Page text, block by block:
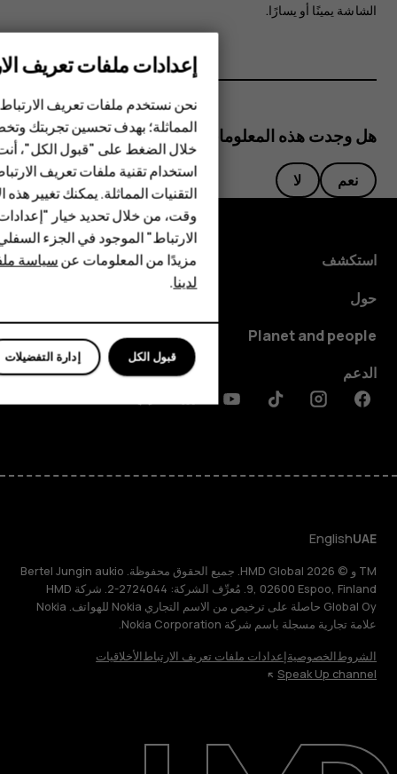
الهواتف الذكية
الهواتف المميزة
الأكسسوارات
HMD Terra M
HMD Watch
للأعمال
الشاشة يمينًا أو يسارًا.
هل وجدت هذه المعلومات مفيدة؟
نعم لا
استكشف
حول
Planet and people
الدعم
Facebook
Instagram
Tiktok
Youtube
Linkedin
Discord
UAE
English
TM و © 2026 HMD Global. جميع الحقوق محفوظة. Bertel Jungin aukio
9, 02600 Espoo, Finland. مُعرِّف الشركة: 2724044-2. شركة HMD
Global Oy حاصلة على ترخيص من الاسم التجاري Nokia للهواتف. Nokia
علامة تجارية مسجلة باسم شركة Nokia Corporation.
الشروطالخصوصيةإعدادات ملفات تعريف الارتباطالأخلاقيات
Speak Up channel
إعدادات ملفات تعريف
نحن نستخدم ملفات تعريف
المماثلة؛ بهدف تحسين تجربتك
خلال الضغط على "قبول الكل"،
استخدام تقنية ملفات تعريف
التقنيات المماثلة. يمكنك تغيير
وقت، من خلال تحديد خيار
الارتباط" الموجود في الجزء
مزيدًا من المعلومات عنسياسة
لدينا.
إدارة التفضيلات قبول الكل